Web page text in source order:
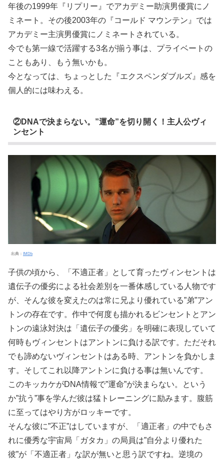
年後の1999年『リプリー』でアカデミー助演男優賞にノ
ミネート。その後2003年の『コールド マウンテン』では
アカデミー主演男優賞にノミネートされている。
今でも第一線で活躍する3名が揃う事は、プライベートの
こともあり、もう無いかも。
今となっては、ちょっとした『エクスペンダブルズ』感を
個人的には味わえる。
②DNAで決まらない。”運命”を切り開く！主人公ヴィ
ンセント
出典： IMDb
子供の頃から、「不適正者」として育ったヴィンセントは
遺伝子の優劣による社会差別を一番体感している人物です
が、そんな彼を変えたのは常に兄より優れている”弟”アン
トンの存在です。作中で何度も描かれるビンセントとアン
トンの遠泳対決は「遺伝子の優劣」を明確に表現していて
何時もヴィンセントはアントンに負ける訳です。ただそれ
でも諦めないヴィンセントはある時、アントンを負かしま
す。そしてこれ以降アントンに負ける事は無いんです。
このキッカケがDNA情報で”運命”が決まらない。という
か”抗う”事を学んだ彼は猛トレーニングに励みます。腹筋
に至ってはやり方がロッキーです。
そんな彼に”不正”はしていますが、「適正者」の中でもさ
れに優秀な宇宙局「ガタカ」の局員は”自分より優れた
彼”が「不適正者」な訳が無いと思う訳ですね。逆境の